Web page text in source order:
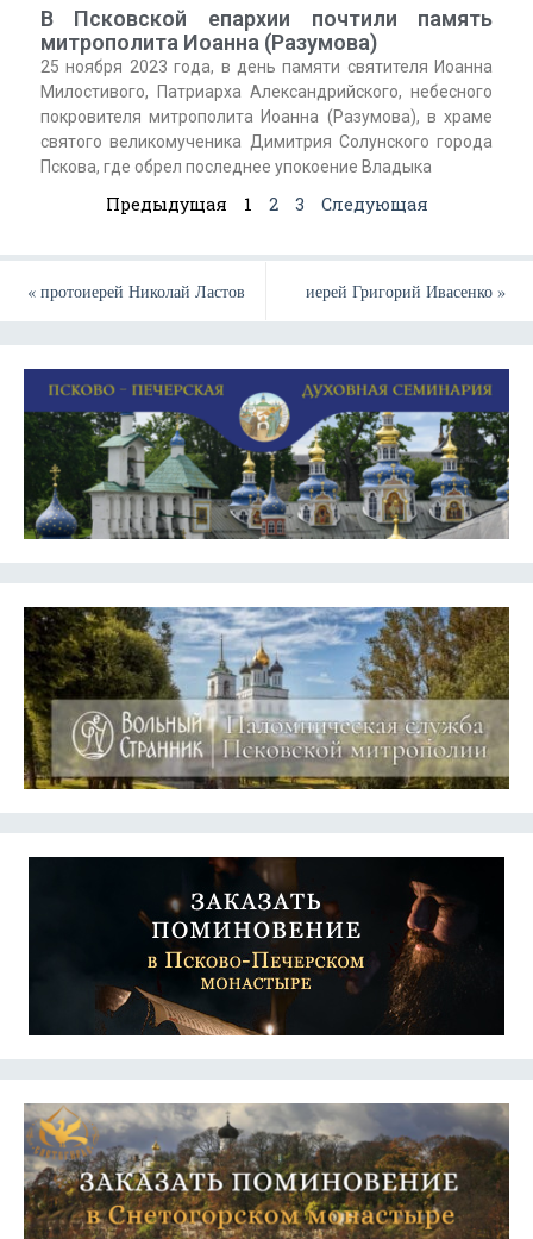
В Псковской епархии почтили память
митрополита Иоанна (Разумова)
25 ноября 2023 года, в день памяти святителя Иоанна
Милостивого, Патриарха Александрийского, небесного
покровителя митрополита Иоанна (Разумова), в храме
святого великомученика Димитрия Солунского города
Пскова, где обрел последнее упокоение Владыка
Предыдущая 1 2 3 Следующая
«протоиерей Николай Ластов иерей Григорий Ивасенко»